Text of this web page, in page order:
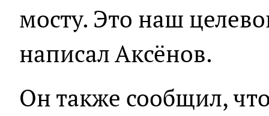
мосту. Это наш
написал Аксёнов.
Он также сообщил,